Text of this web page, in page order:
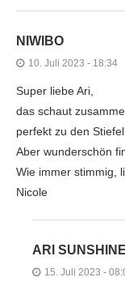
NIWIBO
10. Juli 2023 - 18:34
Super liebe Ari,
das schaut
perfekt zu den
Aber wunderschön
Wie immer stimmig,
Nicole
ARI SUNSHINE
15. Juli 2023 -